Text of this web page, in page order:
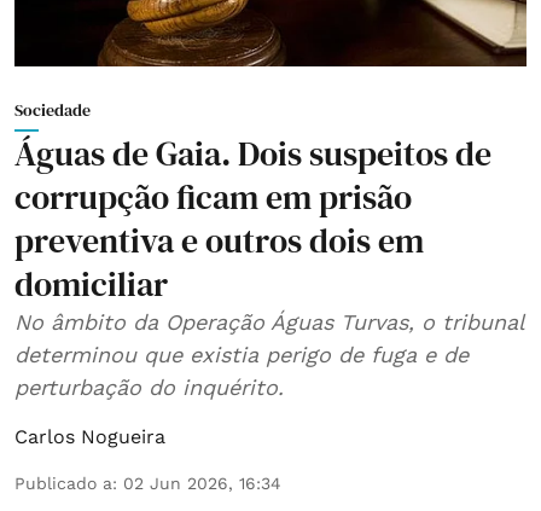
Sociedade
Águas de Gaia. Dois suspeitos de
corrupção ficam em prisão
preventiva e outros dois em
domiciliar
No âmbito da Operação Águas Turvas, o tribunal
determinou que existia perigo de fuga e de
perturbação do inquérito.
Carlos Nogueira
Publicado a: 02 Jun 2026, 16:34